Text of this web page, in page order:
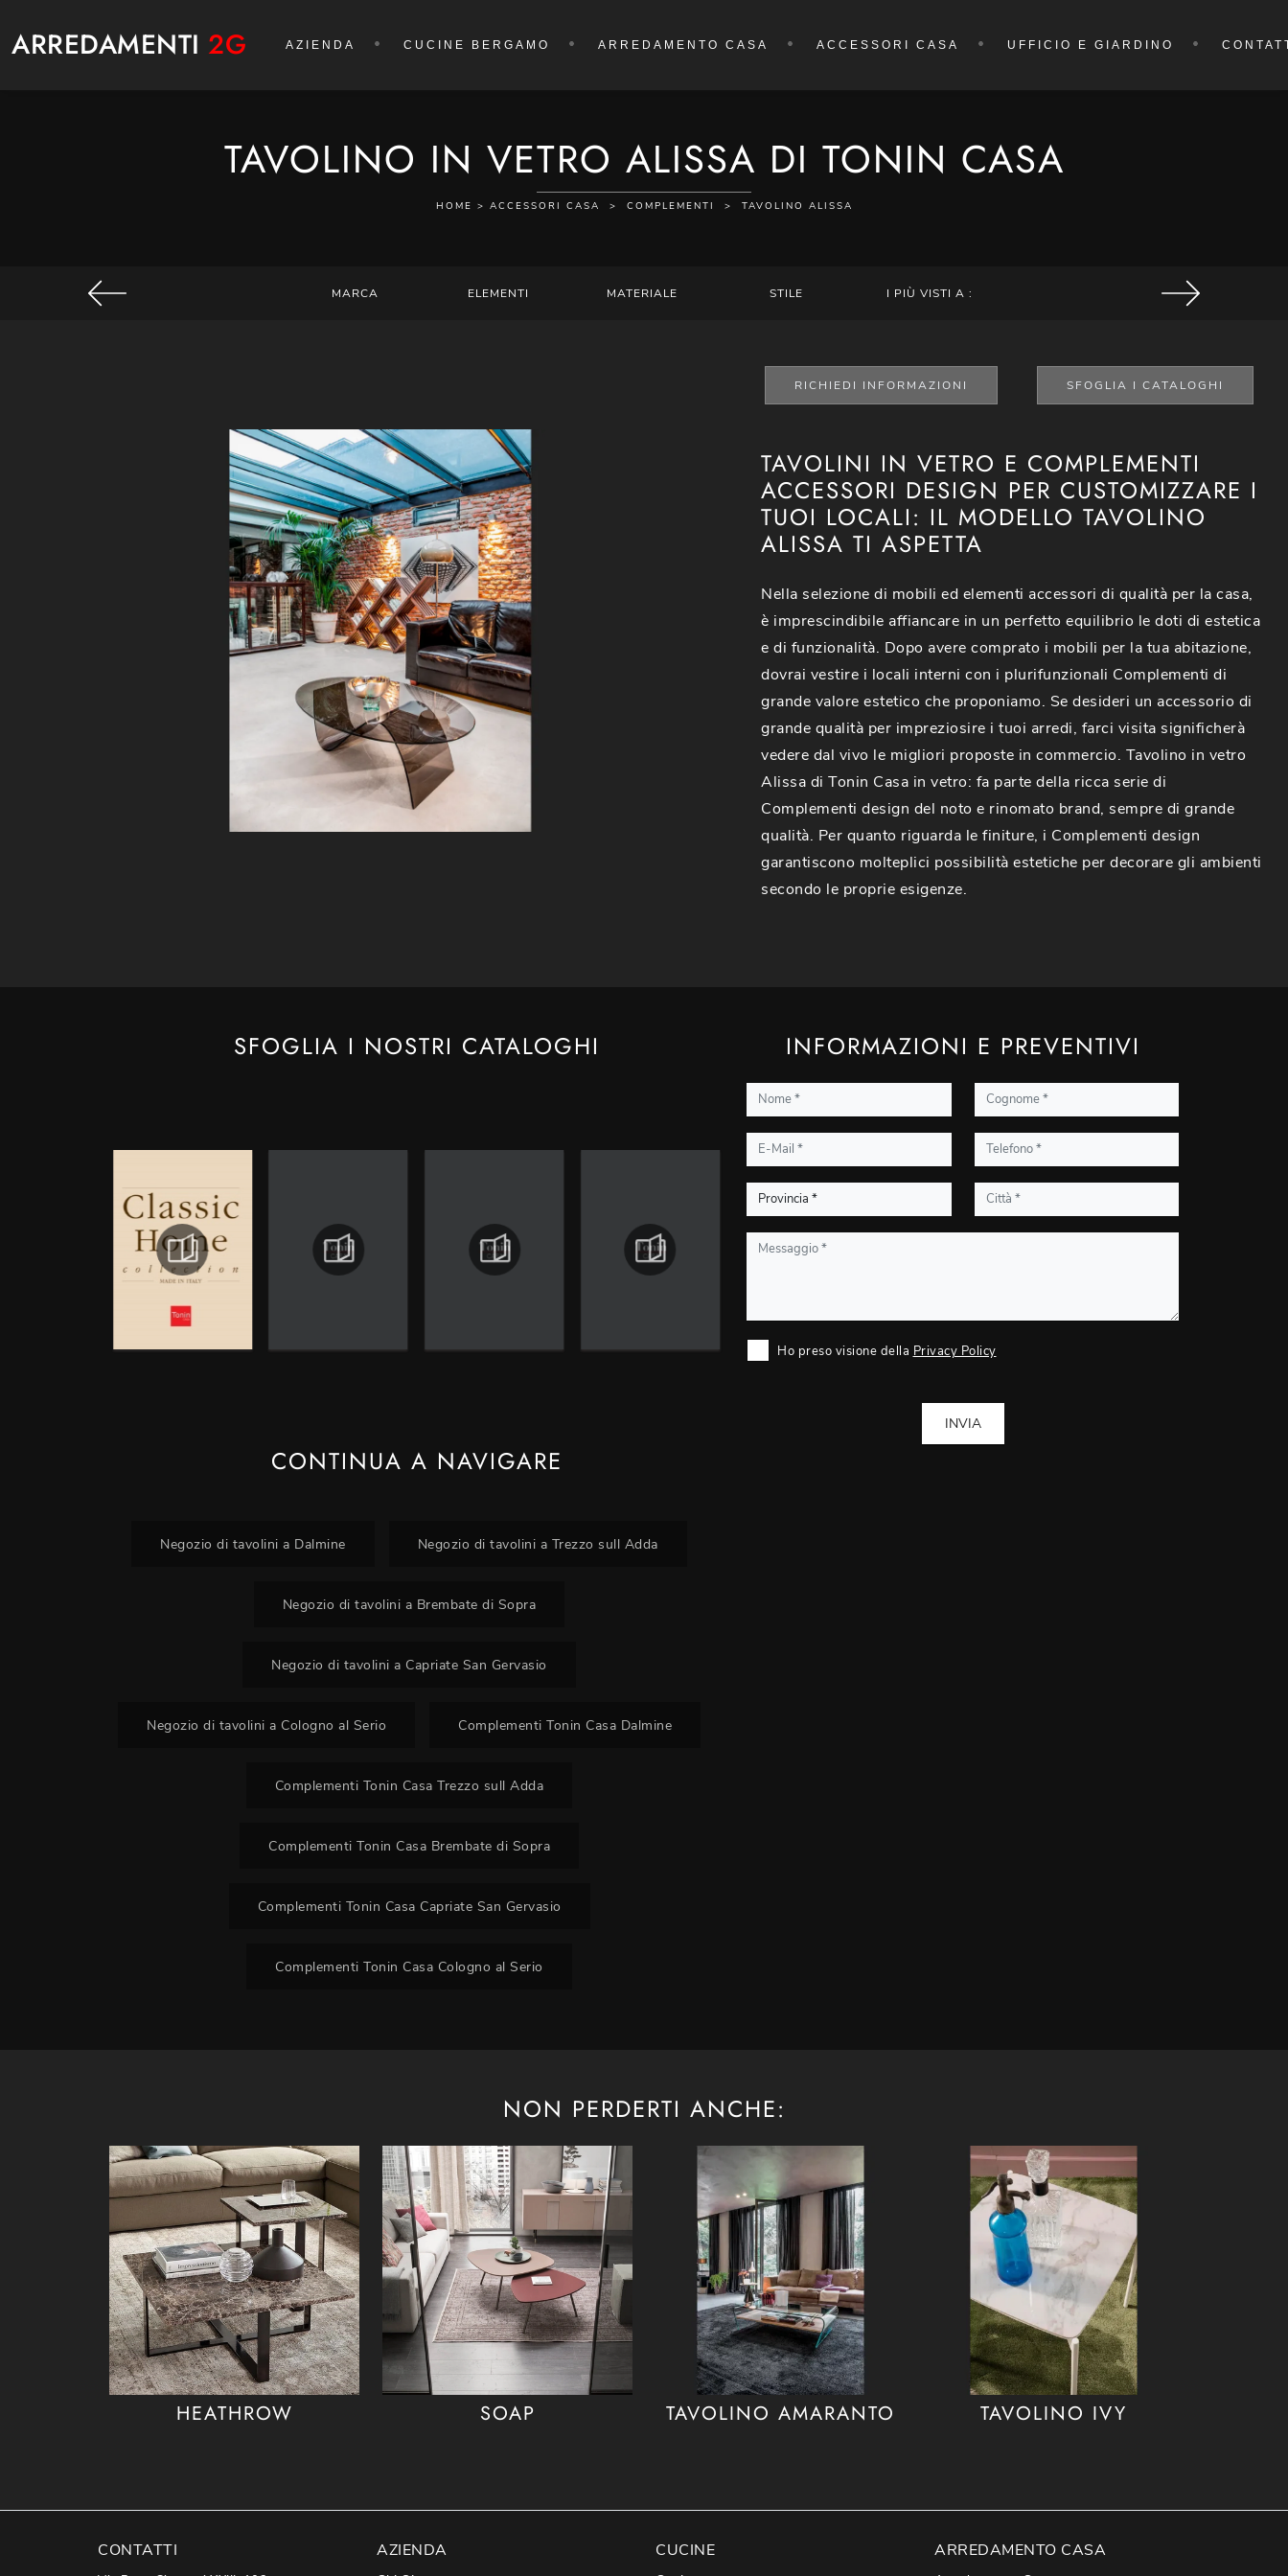
ARREDAMENTI 2G AZIENDA CUCINE BERGAMO ARREDAMENTO CASA ACCESSORI CASA UFFICIO E GIARDINO
TAVOLINO IN VETRO ALISSA DI TONIN CASA
HOME > ACCESSORI CASA > COMPLEMENTI > TAVOLINO ALISSA
MARCA ELEMENTI MATERIALE STILE I PIÙ VISTI A :
RICHIEDI INFORMAZIONI SFOGLIA I CATALOGHI
TAVOLINI IN VETRO E COMPLEMENTI
ACCESSORI DESIGN PER CUSTOMIZZARE I
TUOI LOCALI: IL MODELLO TAVOLINO
ALISSA TI ASPETTA
Nella selezione di mobili ed elementi accessori di qualità per la casa,
è imprescindibile affiancare in un perfetto equilibrio le doti di estetica
e di funzionalità. Dopo avere comprato i mobili per la tua abitazione,
dovrai vestire i locali interni con i plurifunzionali Complementi di
grande valore estetico che proponiamo. Se desideri un accessorio di
grande qualità per impreziosire i tuoi arredi, farci visita significherà
vedere dal vivo le migliori proposte in commercio. Tavolino in vetro
Alissa di Tonin Casa in vetro: fa parte della ricca serie di
Complementi design del noto e rinomato brand, sempre di grande
qualità. Per quanto riguarda le finiture, i Complementi design
garantiscono molteplici possibilità estetiche per decorare gli ambienti
secondo le proprie esigenze.
SFOGLIA I NOSTRI CATALOGHI
CONTINUA A NAVIGARE
Negozio di tavolini a Dalmine Negozio di tavolini a Trezzo sull Adda
Negozio di tavolini a Brembate di Sopra
Negozio di tavolini a Capriate San Gervasio
Negozio di tavolini a Cologno al Serio Complementi Tonin Casa Dalmine
Complementi Tonin Casa Trezzo sull Adda
Complementi Tonin Casa Brembate di Sopra
Complementi Tonin Casa Capriate San Gervasio
Complementi Tonin Casa Cologno al Serio
INFORMAZIONI E PREVENTIVI
Ho preso visione della Privacy Policy
INVIA
NON PERDERTI ANCHE:
HEATHROW SOAP TAVOLINO AMARANTO TAVOLINO IVY
CONTATTI AZIENDA CUCINE ARREDAMENTO CASA